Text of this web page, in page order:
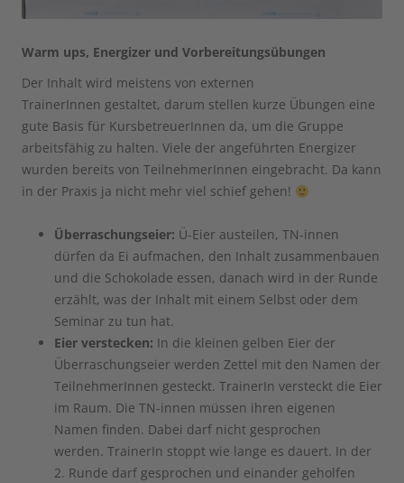
Warm ups, Energizer und Vorbereitungsübungen
Der Inhalt wird meistens von externen
TrainerInnen gestaltet, darum stellen kurze Übungen eine
gute Basis für KursbetreuerInnen da, um die Gruppe
arbeitsfähig zu halten. Viele der angeführten Energizer
wurden bereits von TeilnehmerInnen eingebracht. Da kann
in der Praxis ja nicht mehr viel schief gehen!
Überraschungseier: Ü-Eier austeilen, TN-innen
dürfen da Ei aufmachen, den Inhalt zusammenbauen
und die Schokolade essen, danach wird in der Runde
erzählt, was der Inhalt mit einem Selbst oder dem
Seminar zu tun hat.
Eier verstecken: In die kleinen gelben Eier der
Überraschungseier werden Zettel mit den Namen der
TeilnehmerInnen gesteckt. TrainerIn versteckt die Eier
im Raum. Die TN-innen müssen ihren eigenen
Namen finden. Dabei darf nicht gesprochen
werden. TrainerIn stoppt wie lange es dauert. In der
2. Runde darf gesprochen und einander geholfen